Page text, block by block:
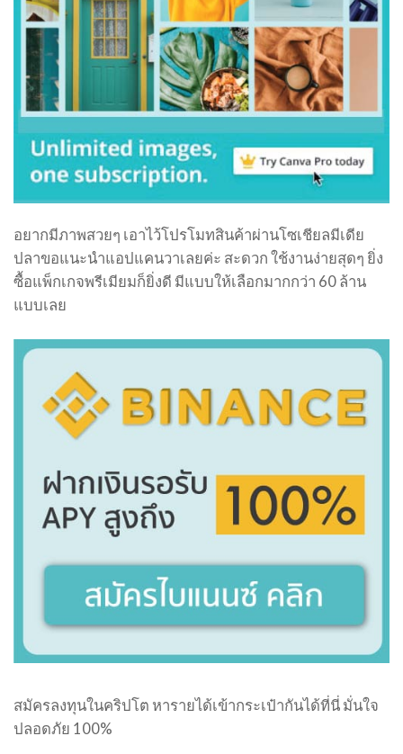
อยากมีภาพสวยๆ เอาไว้โปรโมทสินค้าผ่านโซเชียลมีเดีย
ปลาขอแนะนำแอปแคนวาเลยค่ะ สะดวก ใช้งานง่ายสุดๆ ยิ่ง
ซื้อแพ็กเกจพรีเมียมก็ยิ่งดี มีแบบให้เลือกมากกว่า 60 ล้าน
แบบเลย
สมัครลงทุนในคริปโต หารายได้เข้ากระเป๋ากันได้ที่นี่ มั่นใจ
ปลอดภัย 100%